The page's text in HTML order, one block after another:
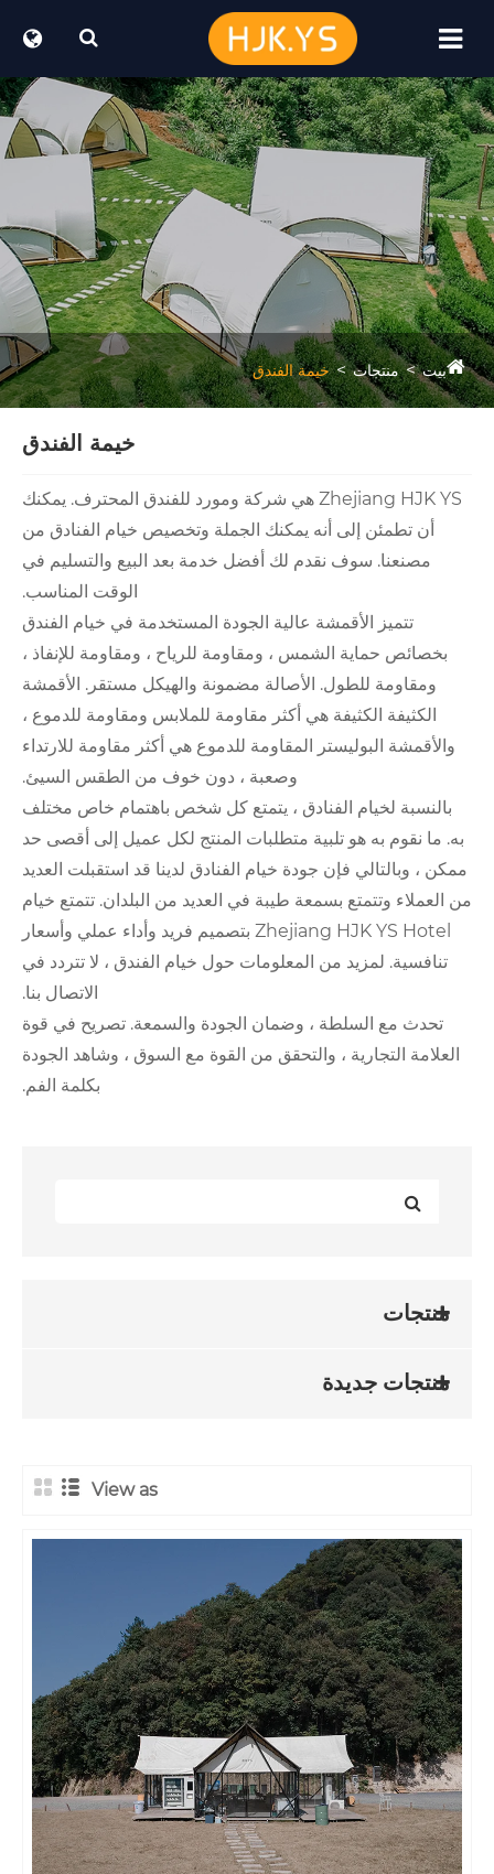
خيمة الفندق
Zhejiang HJK YS هي شركة ومورد للفندق المحترف. يمكنك
يمكنك الجملة وتخصيص خيام الفنادق من
لك أفضل خدمة بعد البيع والتسليم في
عالية الجودة المستخدمة في خيام الفندق
، ومقاومة للرياح ، ومقاومة للإنفاذ ،
الأصالة مضمونة والهيكل مستقر. الأقمشة
هي أكثر مقاومة للملابس ومقاومة للدموع ،
المقاومة للدموع هي أكثر مقاومة للارتداء
وصعبة ، دون خوف من الطقس السيئ.
، يتمتع كل شخص باهتمام خاص مختلف
متطلبات المنتج لكل عميل إلى أقصى حد
جودة خيام الفنادق لدينا قد استقبلت العديد
طيبة في العديد من البلدان. تتمتع خيام
Zhejiang HJK YS Hotel بتصميم فريد وأداء عملي وأسعار
المعلومات حول خيام الفندق ، لا تتردد في
، وضمان الجودة والسمعة. تصريح في قوة
والتحقق من القوة مع السوق ، وشاهد الجودة